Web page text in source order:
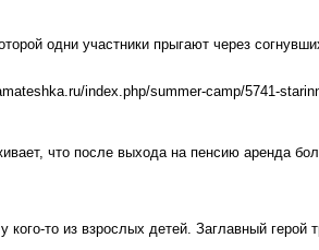
одни участники прыгают через
index.php/summer-camp/5741-
что после выхода на пенсию аренда
кого-то из взрослых детей. Заглавный герой